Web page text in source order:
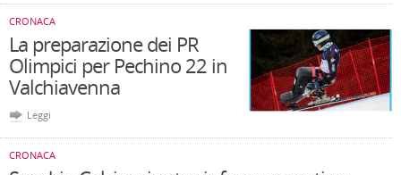
CRONACA
La preparazione dei PR
Olimpici per Pechino 22 in
Valchiavenna
Leggi
CRONACA